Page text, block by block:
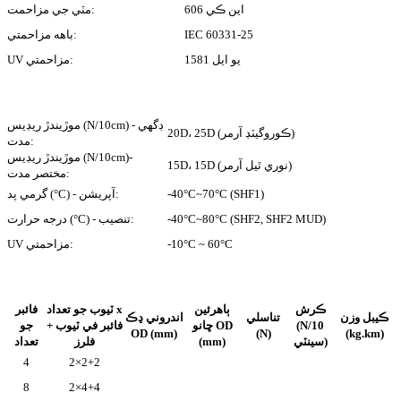
مٽي جي مزاحمت:
اين ڪي 606
باهه مزاحمتي:
IEC 60331-25
UV مزاحمتي:
يو ايل 1581
موڙيندڙ ريڊيس (N/10cm) - ڊگھي
مدت:
20D، 25D (ڪوروگيٽڊ آرمر)
موڙيندڙ ريڊيس (N/10cm)-
مختصر مدت:
15D، 15D (نوري ٿيل آرمر)
گرمي پد (°C) - آپريشن:
-40°C~70°C (SHF1)
درجه حرارت (°C) - تنصيب:
-40°C~80°C (SHF2, SHF2 MUD)
UV مزاحمتي:
-10°C ~ 60°C
فائبر
جو
تعداد
ٽيوب جو تعداد x
فائبر في ٽيوب +
فلرز
اندروني ڍڪ
OD (mm)
ٻاهرئين
ڇانو OD
(mm)
تناسلي
(N)
ڪرش
(N/10
سينٽي)
ڪيبل وزن
(kg.km)
4 2×2+2
8
2×4+4